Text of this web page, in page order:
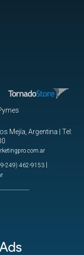
Mejía, Argentina | Tel:
249) 462-9153|